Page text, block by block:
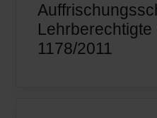
Lehrberechtigte
1178/2011